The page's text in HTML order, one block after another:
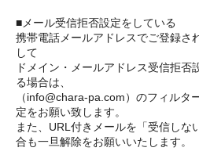
■メール受信拒否設定をしている
携帯電話メールアドレスでご登録さ
して
ドメイン・メールアドレス受信拒否
る場合は、
（info@chara-pa.com）のフィルタ
定をお願い致します。
また、URL付きメールを「受信しな
合も一旦解除をお願いいたします。